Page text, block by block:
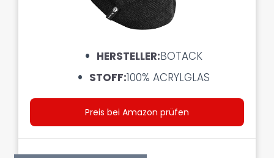
HERSTELLER:BOTACK
STOFF:100% ACRYLGLAS
Preis bei Amazon prüfen